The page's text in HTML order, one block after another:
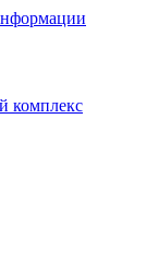
комплекс